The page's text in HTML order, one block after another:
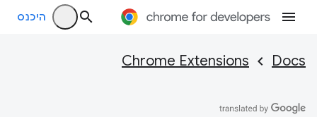
היכנס
Docs
Chrome Extensions